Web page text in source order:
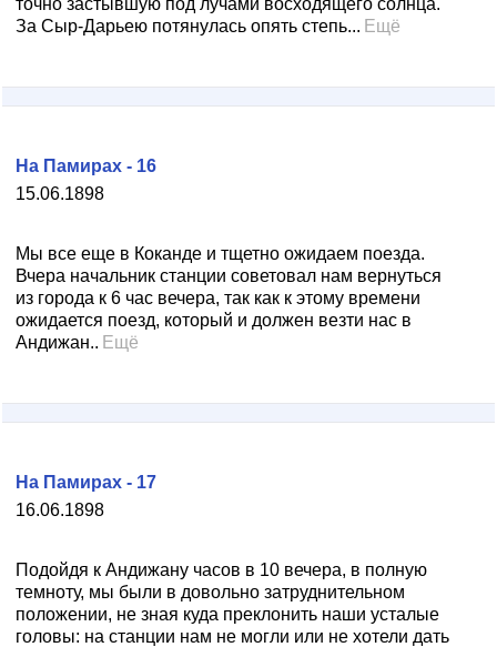
точно застывшую под лучами восходящего солнца.
За Сыр-Дарьею потянулась опять степь... Ещё
15.06.1898
На Памирах - 16
Мы все еще в Коканде и тщетно ожидаем поезда.
Вчера начальник станции советовал нам вернуться
из города к 6 час вечера, так как к этому времени
ожидается поезд, который и должен везти нас в
Андижан.. Ещё
16.06.1898
На Памирах - 17
Подойдя к Андижану часов в 10 вечера, в полную
темноту, мы были в довольно затруднительном
положении, не зная куда преклонить наши усталые
головы: на станции нам не могли или не хотели дать